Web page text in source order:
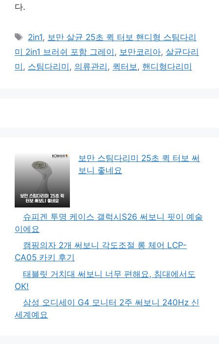
다.
태
그
2in1, 보만 살균 25초 퀵 터보 핸디형 스팀다리
미 2in1 브러쉬 포함 그레이 , 보만코리아, 살균다리
미 , 스팀다리미 , 의류관리 , 퀵터보 , 핸디형다리미
보만 스팀다리미 25초 퀵 터보 써
보니 좋네요
슈피겐 투명 케이스 갤럭시S26 써보니 핏이 예술
이에요
캠핑의자 2개 써보니 각도조절 롱 체어 LCP-
CA05 카키 후기
태블릿 거치대 써보니 너무 편해요, 침대에서도
OK!
삼성 오디세이 G4 모니터 2주 써보니 240Hz 신
세계예요